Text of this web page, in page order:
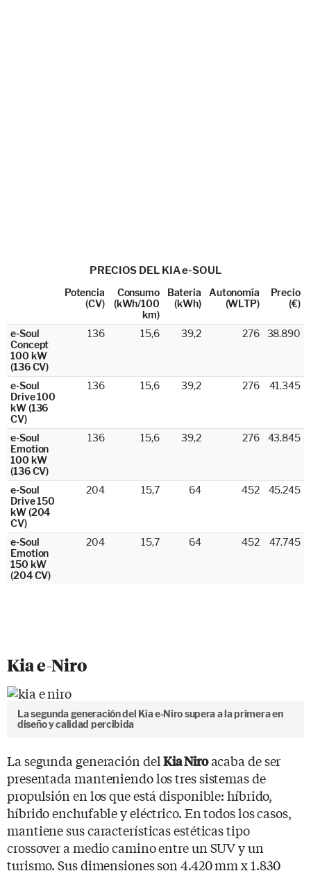
PRECIOS DEL KIA e-SOUL
Potencia
(CV)
Consumo
(kWh/100
km)
Bateria
(kWh)
Autonomía
(WLTP)
Precio
(€)
e-Soul
Concept
100 kW
(136 CV)
136 15,6 39,2 276 38.890
e-Soul
Drive 100
kW (136
CV)
136 15,6 39,2 276 41.345
e-Soul
Emotion
100 kW
(136 CV)
136 15,6 39,2 276 43.845
e-Soul
Drive 150
kW (204
CV)
204 15,7 64 452 45.245
e-Soul
Emotion
150 kW
(204 CV)
204 15,7 64 452 47.745
Kia e-Niro
La segunda generación del Kia e-Niro supera a la primera en
diseño y calidad percibida
La segunda generación delKia Niroacaba de ser
presentada manteniendo los tres sistemas de
propulsión en los que está disponible: híbrido,
híbrido enchufable y eléctrico. En todos los casos,
mantiene sus características estéticas tipo
crossover a medio camino entre un SUV y un
turismo. Sus dimensiones son 4.420 mm x 1.830